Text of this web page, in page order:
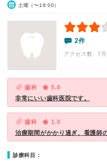
土曜（〜18:00）
2件
アクセス数 7月:
歯科
5.0
非常にいい歯科医院です。
歯科
1.0
治療期間がかかり過ぎ、看護師
診療科目：